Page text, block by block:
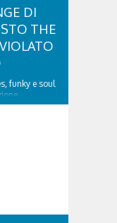
DI
THE
funky e soul
in piazza